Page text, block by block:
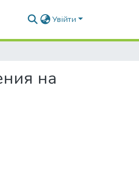
Увійти
на